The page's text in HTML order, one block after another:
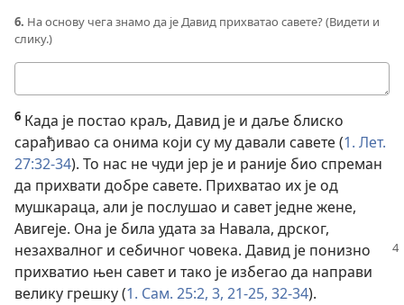
6. На основу чега знамо да је Давид прихватао савете? (Видети и
слику.)
одговор
6 Када је постао краљ, Давид је и даље блиско
сарађивао са онима који су му давали савете (1. Лет.
27:32-34). То нас не чуди јер је и раније био спреман
да прихвати добре савете. Прихватао их је од
мушкараца, али је послушао и савет једне жене,
Авигеје. Она је била удата за Навала, дрског,
незахвалног и себичног човека. Давид је понизно
прихватио њен савет и тако је избегао да направи
велику грешку (1. Сам. 25:2, 3, 21-25, 32-34).